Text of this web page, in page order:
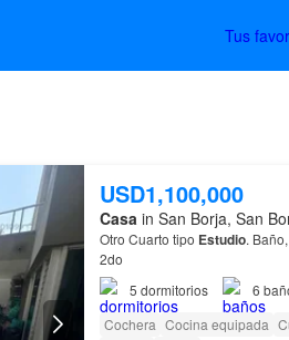
Tus
USD1,100,000
Casain San Borja, San
Otro Cuarto tipo Estudio.
2do
5 dormitorios 6
Cochera Cocina equipada